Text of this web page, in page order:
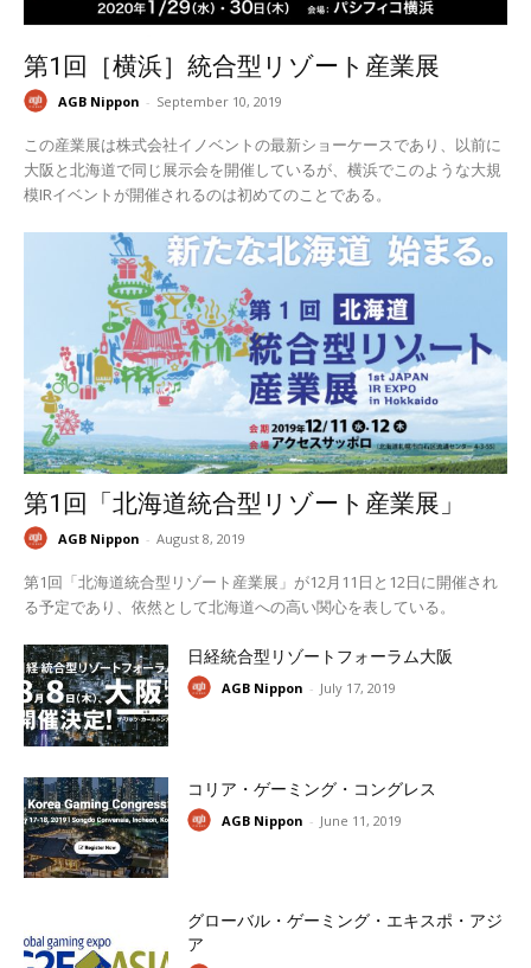
第1回［横浜］統合型リゾート産業展
AGB Nippon - September 10, 2019
この産業展は株式会社イノベントの最新ショーケースであり、以前に
大阪と北海道で同じ展示会を開催しているが、横浜でこのような大規
模IRイベントが開催されるのは初めてのことである。
第1回「北海道統合型リゾート産業展」
AGB Nippon - August 8, 2019
第1回「北海道統合型リゾート産業展」が12月11日と12日に開催され
る予定であり、依然として北海道への高い関心を表している。
日経統合型リゾートフォーラム大阪
AGB Nippon - July 17, 2019
コリア・ゲーミング・コングレス
AGB Nippon - June 11, 2019
グローバル・ゲーミング・エキスポ・アジ
ア